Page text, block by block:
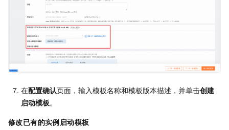
在配置确认页面，输入模板名称和模板版本描述，并单击创建
启动模板。
修改已有的实例启动模板